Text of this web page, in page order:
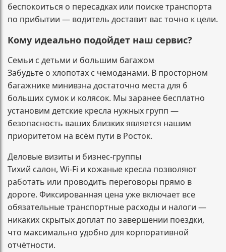
беспокоиться о пересадках или поиске транспорта
по прибытии — водитель доставит вас точно к цели.
Кому идеально подойдет наш сервис?
Семьи с детьми и большим багажом
Забудьте о хлопотах с чемоданами. В просторном
багажнике минивэна достаточно места для 6
больших сумок и колясок. Мы заранее бесплатно
установим детские кресла нужных групп —
безопасность ваших близких является нашим
приоритетом на всём пути в Росток.
Деловые визиты и бизнес-группы
Тихий салон, Wi-Fi и кожаные кресла позволяют
работать или проводить переговоры прямо в
дороге. Фиксированная цена уже включает все
обязательные транспортные расходы и налоги —
никаких скрытых доплат по завершении поездки,
что максимально удобно для корпоративной
отчётности.